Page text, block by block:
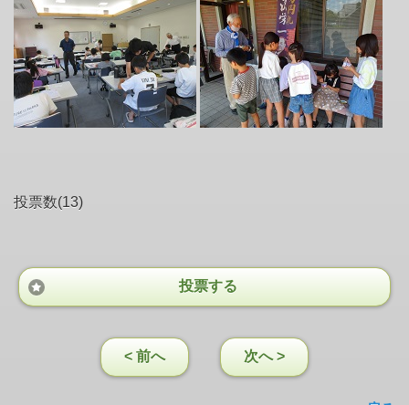
投票数(13)
投票する
< 前へ 次へ >